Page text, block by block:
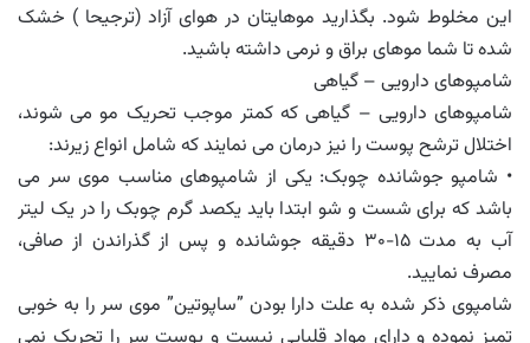
این مخلوط شود. بگذارید موهایتان در هوای آزاد (ترجیحا ) خشک
شده تا شما موهای براق و نرمی داشته باشید.
شامپوهای دارویی – گیاهی
شامپوهای دارویی – گیاهی که کمتر موجب تحریک مو می شوند،
اختلال ترشح پوست را نیز درمان می نمایند که شامل انواع زیرند:
• شامپو جوشانده چوبک: یکی از شامپوهای مناسب موی سر می
باشد که برای شست و شو ابتدا باید یکصد گرم چوبک را در یک لیتر
آب به مدت ۱۵-۳۰ دقیقه جوشانده و پس از گذراندن از صافی،
مصرف نمایید.
شامپوی ذکر شده به علت دارا بودن ”ساپوتین” موی سر را به خوبی